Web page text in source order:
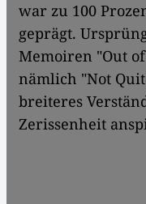
war zu 100
geprägt.
Memoiren "Out
nämlich "Not
breiteres
Zerissenheit